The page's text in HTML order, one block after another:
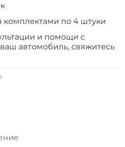
комплектами по 4 штуки
и помощи с
автомобиль, свяжитесь